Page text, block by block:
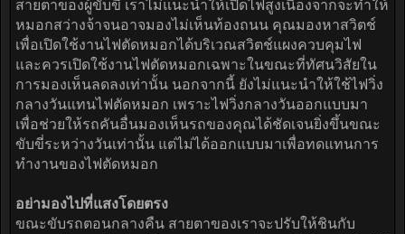
สายตาของผู้ขับขี่ เราไม่แนะนำให้เปิดไฟสูงเนื่องจากจะทำให้
หมอกสว่างจ้าจนอาจมองไม่เห็นท้องถนน คุณมองหาสวิตช์
เพื่อเปิดใช้งานไฟตัดหมอกได้บริเวณสวิตช์แผงควบคุมไฟ
และควรเปิดใช้งานไฟตัดหมอกเฉพาะในขณะที่ทัศนวิสัยใน
การมองเห็นลดลงเท่านั้น นอกจากนี้ ยังไม่แนะนำให้ใช้ไฟวิ่ง
กลางวันแทนไฟตัดหมอก เพราะไฟวิ่งกลางวันออกแบบมา
เพื่อช่วยให้รถคันอื่นมองเห็นรถของคุณได้ชัดเจนยิ่งขึ้นขณะ
ขับขี่ระหว่างวันเท่านั้น แต่ไม่ได้ออกแบบมาเพื่อทดแทนการ
ทำงานของไฟตัดหมอก
อย่ามองไปที่แสงโดยตรง
ขณะขับรถตอนกลางคืน สายตาของเราจะปรับให้ชินกับ